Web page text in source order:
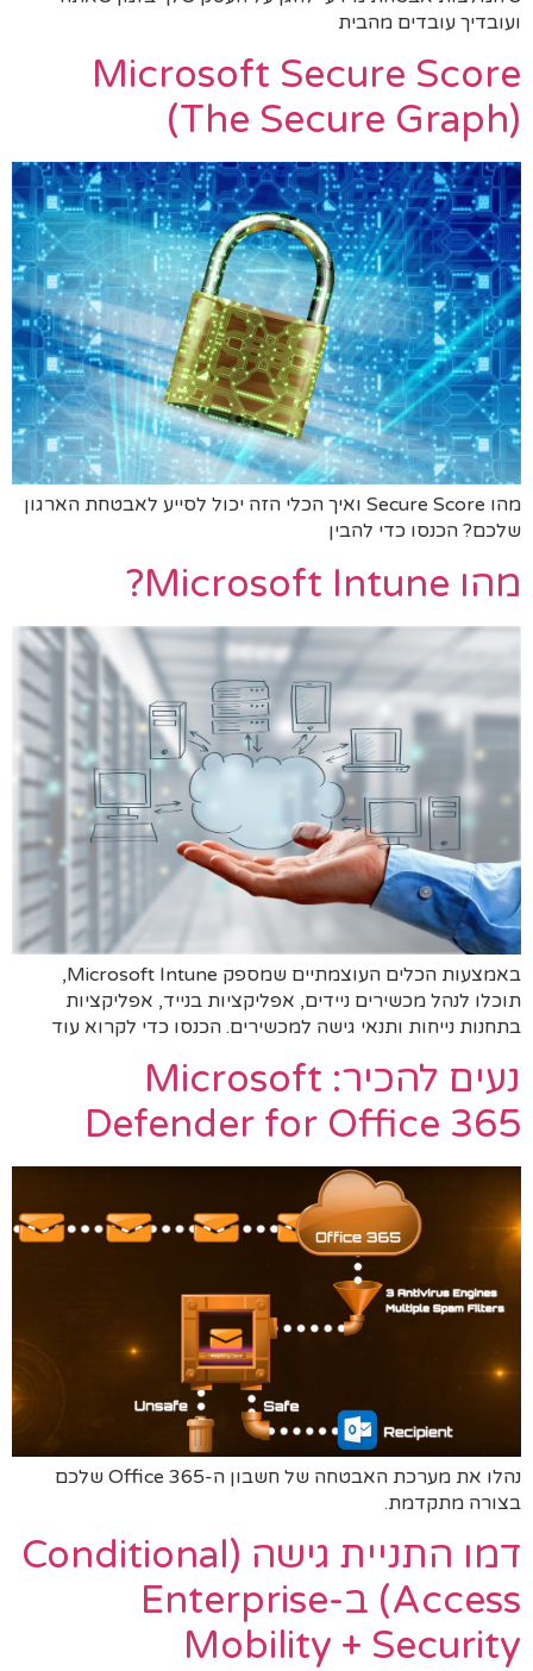
ועובדיך עובדים מהבית
Microsoft Secure Score
(The Secure Graph)
מהו Secure Score ואיך הכלי הזה יכול לסייע לאבטחת הארגון
שלכם? הכנסו כדי להבין
מהו Microsoft Intune?
באמצעות הכלים העוצמתיים שמספק Microsoft Intune,
תוכלו לנהל מכשירים ניידים, אפליקציות בנייד, אפליקציות
בתחנות נייחות ותנאי גישה למכשירים. הכנסו כדי לקרוא עוד
נעים להכיר: Microsoft
Defender for Office 365
נהלו את מערכת האבטחה של חשבון ה-Office 365 שלכם
בצורה מתקדמת.
דמו התניית גישה (Conditional
Access) ב-Enterprise
Mobility + Security